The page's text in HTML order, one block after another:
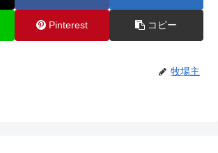
Pinterest コピー
牧場主